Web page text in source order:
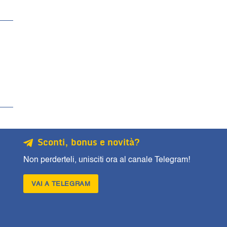
Sconti, bonus e novità?
Non perderteli, unisciti ora al canale Telegram!
VAI A TELEGRAM